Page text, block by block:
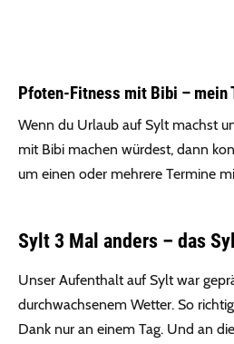
Pfoten-Fitness mit Bibi – mein
Wenn du Urlaub auf Sylt machst
mit Bibi machen würdest, dann
um einen oder mehrere Termine
Sylt 3 Mal anders – das
Unser Aufenthalt auf Sylt war
durchwachsenem Wetter. So
Dank nur an einem Tag. Und an